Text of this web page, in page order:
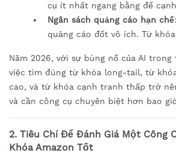
cụ ít nhất ngang bằng để
Ngân sách quảng cáo hạn chế
quảng cáo đốt vô ích. Từ
Năm 2026, với sự bùng nổ của AI trong
việc tìm đúng từ khóa long-tail, từ
cao, và từ khóa cạnh tranh thấp trở
và cần công cụ chuyên biệt hơn bao
2. Tiêu Chí Để Đánh Giá Một Công
Khóa Amazon Tốt